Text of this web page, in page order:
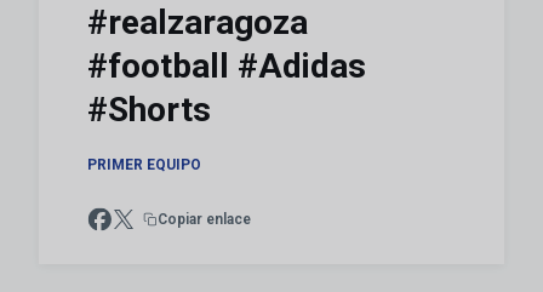
#realzaragoza
#football #Adidas
#Shorts
PRIMER EQUIPO
Copiar enlace